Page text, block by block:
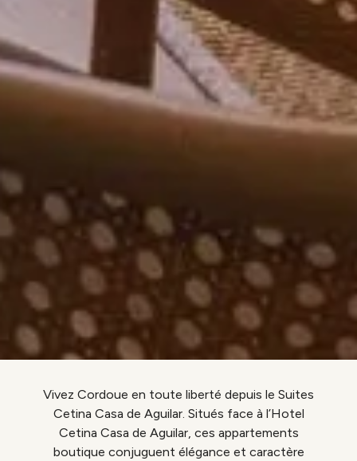
Vivez Cordoue en toute liberté depuis le Suites
Cetina Casa de Aguilar. Situés face à l’Hotel
Cetina Casa de Aguilar, ces appartements
boutique conjuguent élégance et caractère